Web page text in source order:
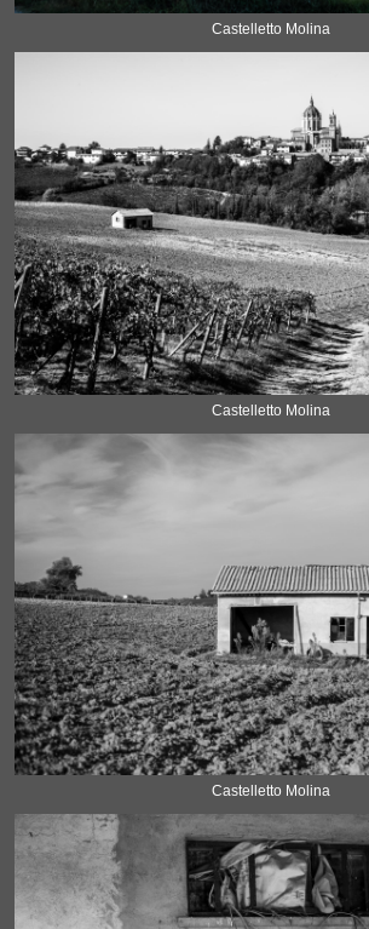
Castelletto Molina
Castelletto Molina
Castelletto Molina